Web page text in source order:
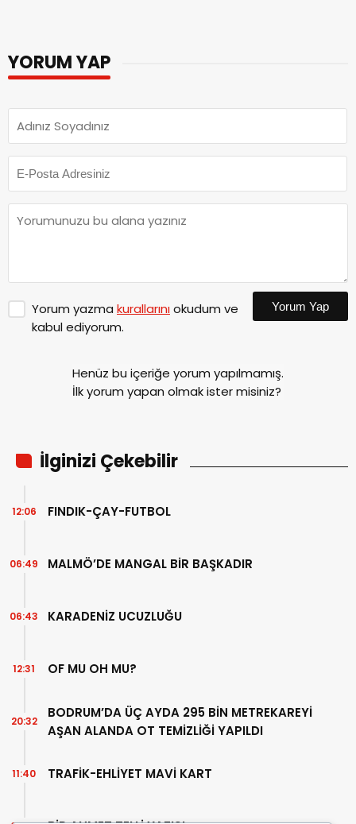
YORUM YAP
Yorum yazma kurallarınıokudum ve
kabul ediyorum.
Yorum Yap
Henüz bu içeriğe yorum yapılmamış.
İlk yorum yapan olmak ister misiniz?
İlginizi Çekebilir
FINDIK-ÇAY-FUTBOL
12:06
MALMÖ’DE MANGAL BİR BAŞKADIR
06:49
KARADENİZ UCUZLUĞU
06:43
OF MU OH MU?
12:31
BODRUM’DA ÜÇ AYDA 295 BİN METREKAREYİ
AŞAN ALANDA OT TEMİZLİĞİ YAPILDI
20:32
TRAFİK-EHLİYET MAVİ KART
11:40